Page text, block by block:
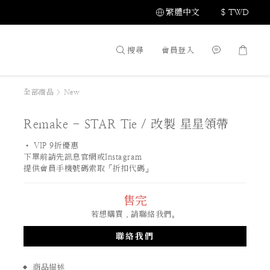
繁體中文 $ TWD
搜尋 會員登入
全部商品 > New
Remake - STAR Tie / 改製 星星領帶
• VIP 9折優惠
下單前請先訊息官網或Instagram
提供會員手機號碼索取「折扣代碼」
售完
若想購買，請聯絡我們。
聯絡我們
商品描述